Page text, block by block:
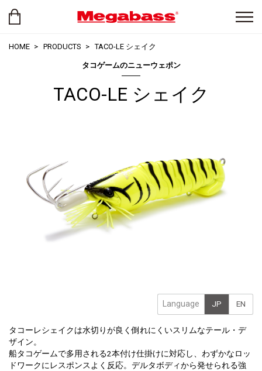
HOME PRODUCTS TACO-LE シェイク
タコゲームのニューウェポン
TACO-LE シェイク
Language JP EN
タコーレシェイクは水切りが良く倒れにくいスリムなテール・デ
ザイン。
船タコゲームで多用される2本付け仕掛けに対応し、わずかなロッ
ドワークにレスポンスよく反応。デルタボディから発せられる強